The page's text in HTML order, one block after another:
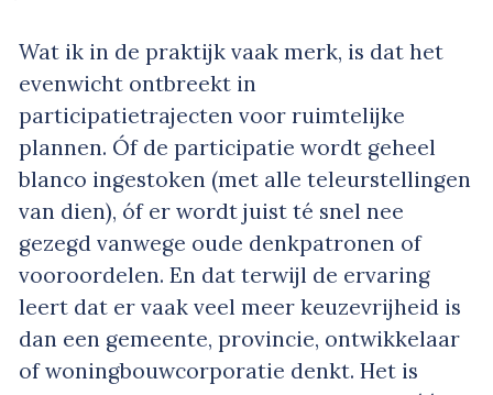
Wat ik in de praktijk vaak merk, is dat het
evenwicht ontbreekt in
participatietrajecten voor ruimtelijke
plannen. Óf de participatie wordt geheel
blanco ingestoken (met alle teleurstellingen
van dien), óf er wordt juist té snel nee
gezegd vanwege oude denkpatronen of
vooroordelen. En dat terwijl de ervaring
leert dat er vaak veel meer keuzevrijheid is
dan een gemeente, provincie, ontwikkelaar
of woningbouwcorporatie denkt. Het is